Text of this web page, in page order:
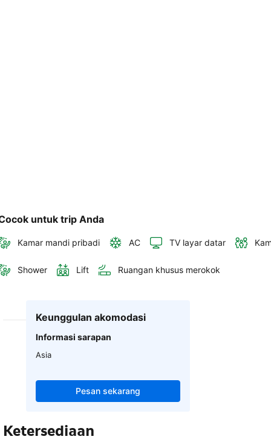
untuk trip Anda
Kamar mandi pribadi AC TV layar datar
Shower Lift Ruangan khusus merokok
Keunggulan akomodasi
Informasi sarapan
Asia
Pesan sekarang
Ketersediaan